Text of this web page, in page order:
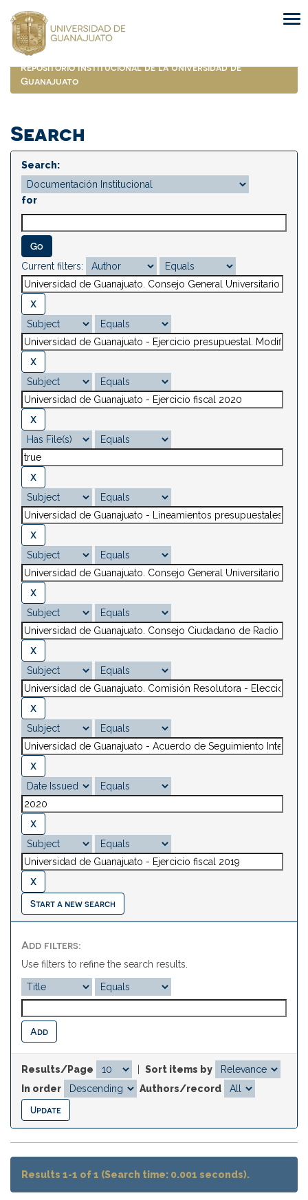
navigation
Repositorio Institucional de la Universidad de
Guanajuato
Search
Search:
for
Current filters:
Start a new search
Add filters:
Use filters to refine the search results.
Results/Page
Sort items by
In order
Authors/record
Results 1-1 of 1 (Search time: 0.001 seconds).